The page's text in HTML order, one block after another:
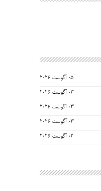
05 آگوست 2026
03 آگوست 2026
03 آگوست 2026
03 آگوست 2026
02 آگوست 2026